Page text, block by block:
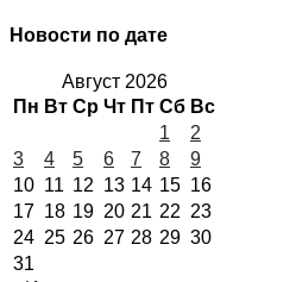
Новости по дате
Август 2026
Пн Вт Ср Чт Пт Сб Вс
1
2
3
4 5 6 7 8
9
10 11 12 13 14 15 16
17 18 19 20 21 22 23
24 25 26 27 28 29 30
31